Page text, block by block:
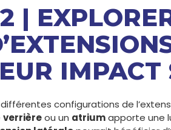
|
différentes configurations de
verrièreou un atriumapporte une